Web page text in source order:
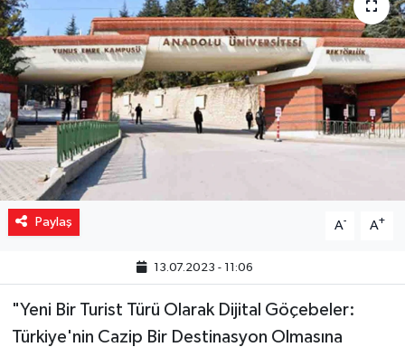
Paylaş A- A+
13.07.2023 - 11:06
"Yeni Bir Turist Türü Olarak Dijital Göçebeler:
Türkiye'nin Cazip Bir Destinasyon Olmasına
Yaşam
Resmi ilanlar